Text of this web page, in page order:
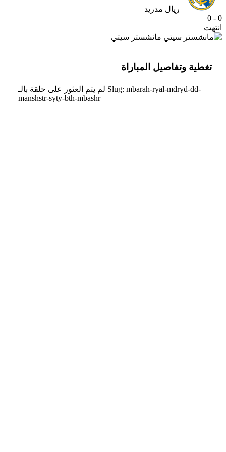
ريال مدريد
0 - 0
انتهت
مانشستر سيتي
تغطية وتفاصيل المباراة